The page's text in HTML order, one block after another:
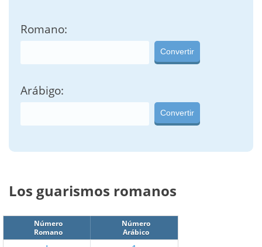
Romano:
Convertir
Arábigo:
Convertir
Los guarismos romanos
Número
Romano
Número
Arábico